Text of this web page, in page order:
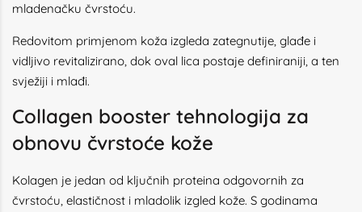
mladenačku čvrstoću.
Redovitom primjenom koža izgleda zategnutije, glađe i
vidljivo revitalizirano, dok oval lica postaje definiraniji, a ten
svježiji i mlađi.
Collagen booster tehnologija za
obnovu čvrstoće kože
Kolagen je jedan od ključnih proteina odgovornih za
čvrstoću, elastičnost i mladolik izgled kože. S godinama